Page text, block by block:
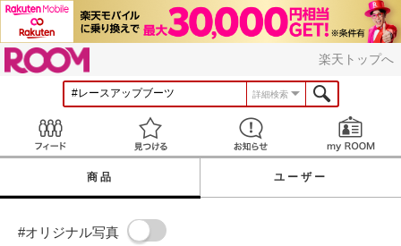
楽天トップへ
詳細検索
見つける お知らせ
商品 ユーザー
#オリジナル写真